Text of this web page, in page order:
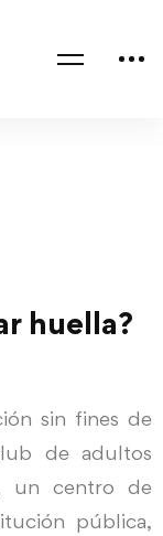
huella?
sin fines de
de adultos
un centro de
pública,